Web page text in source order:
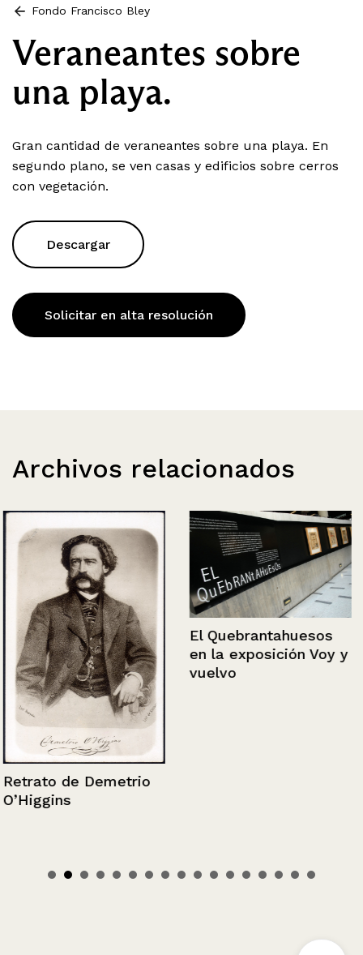
Fondo Francisco Bley
Veraneantes sobre
una playa.
Gran cantidad de veraneantes sobre una playa. En
segundo plano, se ven casas y edificios sobre cerros
con vegetación.
Descargar
Solicitar en alta resolución
Archivos relacionados
Retrato de Demetrio
O’Higgins
El Quebrantahuesos
en la exposición Voy y
vuelvo